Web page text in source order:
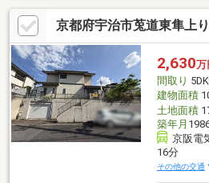
京都府宇治市莵道東隼上
2,630万
間取り 5DK
建物面積
土地面積
築年月
京阪電
16分
その他の交通